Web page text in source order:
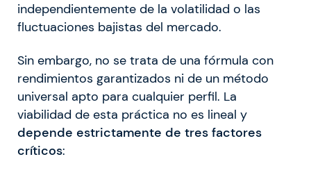
independientemente de la volatilidad o las
fluctuaciones bajistas del mercado.
Sin embargo, no se trata de una fórmula con
rendimientos garantizados ni de un método
universal apto para cualquier perfil. La
viabilidad de esta práctica no es lineal y
depende estrictamente de tres factores
críticos: